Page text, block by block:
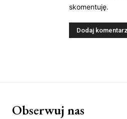
skomentuję.
Obserwuj nas